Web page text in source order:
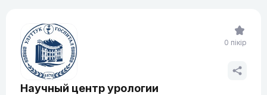
Научный центр урологии
0 пікір